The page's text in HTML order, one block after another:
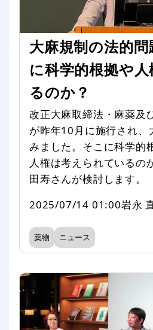
大麻規制の法的
に科学的根拠や
るのか？
改正大麻取締法・麻薬及
が昨年10月に施行され、
みました。そこに科学的
人権は考えられているの
田寿さんが検討します。
2025/07/14 01:00岩永
薬物 ニュース